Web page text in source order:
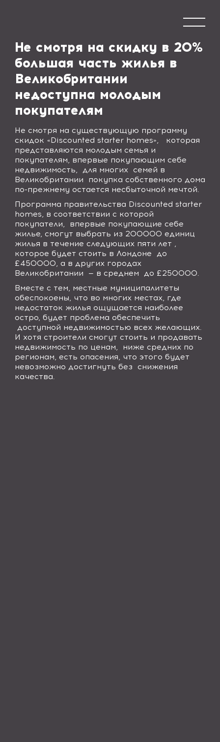
Не смотря на скидку в 20%
большая часть жилья в
Великобритании
недоступна молодым
покупателям
Не смотря на существующую программу
скидок «Discounted starter homes»,
которая
представляются молодым семья и
покупателям, впервые покупающим себе
недвижимость, для многих семей в
Великобритании
покупка собственного дома
по-прежнему остается несбыточной мечтой.
Программа правительства Discounted starter
homes, в соответствии с которой
покупатели,
впервые покупающие себе
жилье, смогут выбрать из 200000 единиц
жилья в течение следующих пяти лет ,
которое будет стоить в Лондоне до
£450000, а в других городах
Великобритании
— в среднем до £250000.
Вместе с тем, местные муниципалитеты
обеспокоены, что во многих местах, где
недостаток жилья ощущается наиболее
остро, будет проблема обеспечить
доступной недвижимостью всех желающих.
И хотя строители смогут стоить и продавать
недвижимость по ценам,
ниже средних по
регионам, есть опасения, что этого будет
невозможно достигнуть без
снижения
качества.